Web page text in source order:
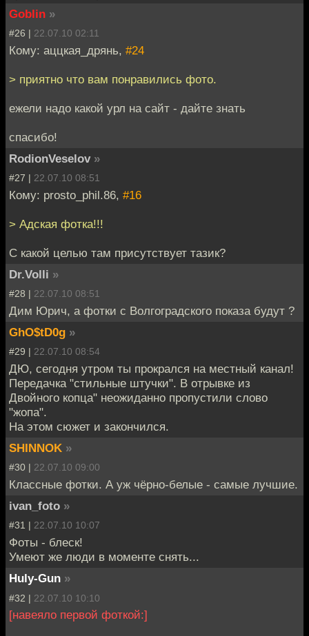
Goblin »
#26 | 22.07.10 02:11
Кому: аццкая_дрянь, #24
> приятно что вам понравились фото.
ежели надо какой урл на сайт - дайте знать
спасибо!
RodionVeselov »
#27 | 22.07.10 08:51
Кому: prosto_phil.86, #16
> Адская фотка!!!
С какой целью там присутствует тазик?
Dr.Volli »
#28 | 22.07.10 08:51
Дим Юрич, а фотки с Волгоградского показа будут ?
GhO$tD0g »
#29 | 22.07.10 08:54
ДЮ, сегодня утром ты прокрался на местный канал!
Передачка "стильные штучки". В отрывке из
Двойного копца" неожиданно пропустили слово
"жопа".
На этом сюжет и закончился.
SHINNOK »
#30 | 22.07.10 09:00
Классные фотки. А уж чёрно-белые - самые лучшие.
ivan_foto »
#31 | 22.07.10 10:07
Фоты - блеск!
Умеют же люди в моменте снять...
Huly-Gun »
#32 | 22.07.10 10:10
[навеяло первой фоткой:]